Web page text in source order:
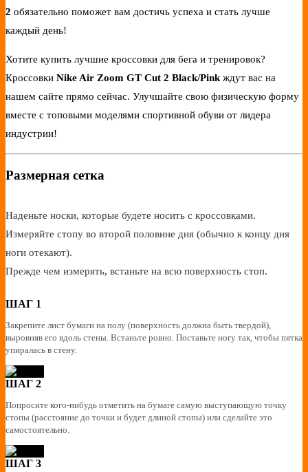
2 обязательно поможет вам достичь успеха и стать лучше
каждый день!
Хотите купить лучшие кроссовки для бега и тренировок?
Кроссовки Nike Air Zoom GT Cut 2 Black/Pink ждут вас на
нашем сайте прямо сейчас. Улучшайте свою физическую форму
вместе с топовыми моделями спортивной обуви от лидера
индустрии!
Размерная сетка
Наденьте носки, которые будете носить с кроссовками.
Измеряйте стопу во второй половине дня (обычно к концу дня
ноги отекают).
Прежде чем измерять, встаньте на всю поверхность стоп.
ШАГ 1
Закрепите лист бумаги на полу (поверхность должна быть твердой),
выровняв его вдоль стены. Встаньте ровно. Поставьте ногу так, чтобы пятка
упиралась в стену.
ШАГ 2
Попросите кого-нибудь отметить на бумаге самую выступающую точку
стопы (расстояние до точки и будет длиной стопы) или сделайте это
самостоятельно.
ШАГ 3